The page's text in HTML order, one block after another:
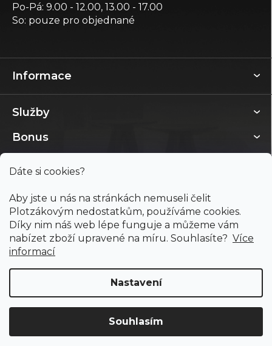
Dáte si cookies?
Aby jste u nás na stránkách nemuseli čelit
Plotzákovým nedostatkům, používáme cookies.
Díky nim náš web lépe funguje a můžeme vám
nabízet zboží upravené na míru. Souhlasíte? Více
informací
Nastavení
Souhlasím
Informace
Služby
Bonus
Po-Pá: 9.00 - 12.00, 13.00 - 17.00
So: pouze pro objednané
Vytvořil Shoptet
Copyright 2026PODLAHY PLOTZ s.r.o.. Všechna práva